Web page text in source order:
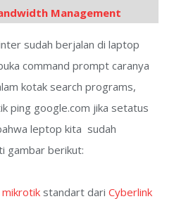
Management
sudah berjalan di laptop
command prompt caranya
kotak search programs,
ping google.com jika setatus
leptop kita sudah
gambar berikut:
standart dari Cyberlink